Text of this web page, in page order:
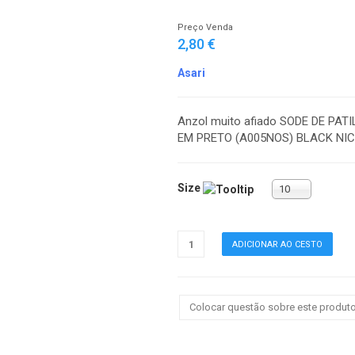
Preço Venda
2,80 €
Asari
Anzol muito afiado SODE DE
EM PRETO (A005NOS) BLACK
Size 10
Colocar questão sobre este produto